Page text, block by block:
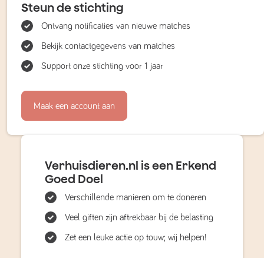
Steun de stichting
Ontvang notificaties van nieuwe matches
Bekijk contactgegevens van matches
Support onze stichting voor 1 jaar
Maak een account aan
Verhuisdieren.nl is een Erkend
Goed Doel
Verschillende manieren om te doneren
Veel giften zijn aftrekbaar bij de belasting
Zet een leuke actie op touw; wij helpen!